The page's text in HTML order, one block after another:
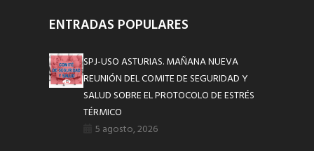
ENTRADAS POPULARES
SPJ-USO ASTURIAS. MAÑANA NUEVA
REUNIÓN DEL COMITE DE SEGURIDAD Y
SALUD SOBRE EL PROTOCOLO DE ESTRÉS
TÉRMICO
5 agosto, 2026